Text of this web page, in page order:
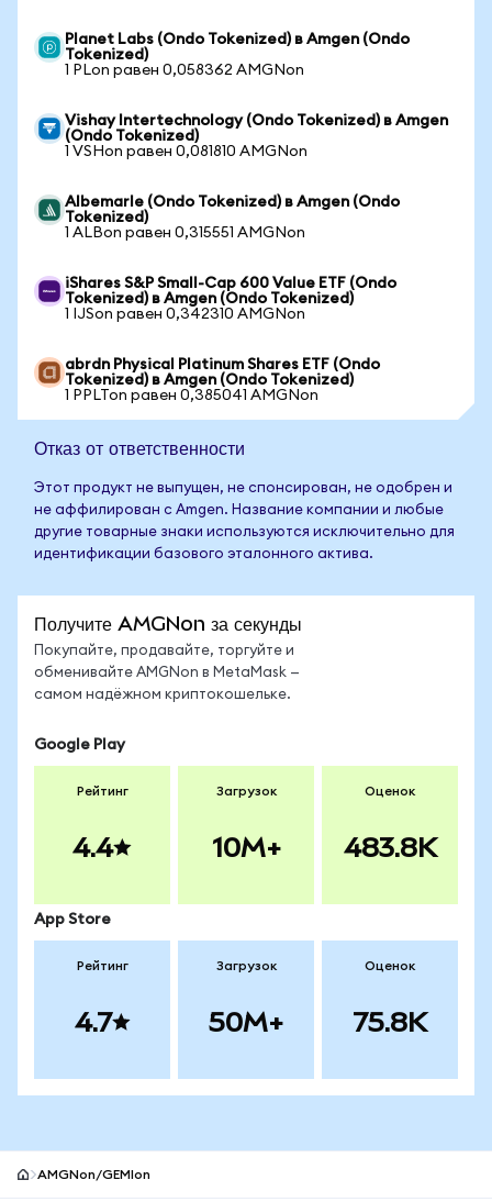
Planet Labs (Ondo Tokenized) в Amgen (Ondo
Tokenized)
1 PLon равен 0,058362 AMGNon
Vishay Intertechnology (Ondo Tokenized) в Amgen
(Ondo Tokenized)
1 VSHon равен 0,081810 AMGNon
Albemarle (Ondo Tokenized) в Amgen (Ondo
Tokenized)
1 ALBon равен 0,315551 AMGNon
iShares S&P Small-Cap 600 Value ETF (Ondo
Tokenized) в Amgen (Ondo Tokenized)
1 IJSon равен 0,342310 AMGNon
abrdn Physical Platinum Shares ETF (Ondo
Tokenized) в Amgen (Ondo Tokenized)
1 PPLTon равен 0,385041 AMGNon
Отказ от ответственности
Этот продукт не выпущен, не спонсирован, не одобрен и
не аффилирован с Amgen. Название компании и любые
другие товарные знаки используются исключительно для
идентификации базового эталонного актива.
Получите AMGNon за секунды
Покупайте, продавайте, торгуйте и
обменивайте AMGNon в MetaMask —
самом надёжном криптокошельке.
Google Play
Рейтинг
4.4
Загрузок
10M+
Оценок
483.8K
App Store
Рейтинг
4.7
Загрузок
50M+
Оценок
75.8K
AMGNon/GEMIon